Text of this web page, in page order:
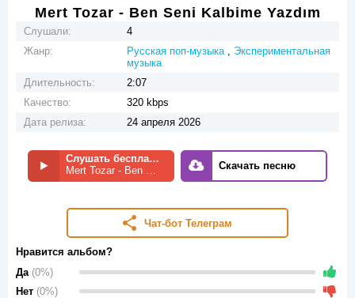
Mert Tozar - Ben Seni Kalbime Yazdım
Слушали:
4
Жанр:
Русская поп-музыка, Экспериментальная
музыка
Длительность:
2:07
Качество:
320 kbps
Дата релиза:
24 апреля 2026
Слушать бесплатно
Mert Tozar - Ben Seni Kalbime Yazdım
Скачать песню
Чат-бот Телеграм
Нравится альбом?
Да (0%)
Нет (0%)